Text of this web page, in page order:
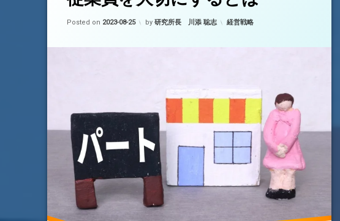
Posted on 2023-08-25
Updated on 2023-08-25
by 研究所長 川添 聡志 カテゴリー:
経営戦略
非正規労働